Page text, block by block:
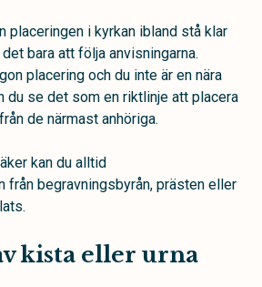
placeringen i kyrkan ibland stå klar
bara att följa anvisningarna.
placering och du inte är en nära
du se det som en riktlinje att placera
de närmast anhöriga.
kan du alltid
från begravningsbyrån, prästen eller
kista eller urna